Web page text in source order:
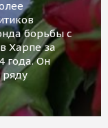
борьбы с
Харпе за
года. Он
ряду